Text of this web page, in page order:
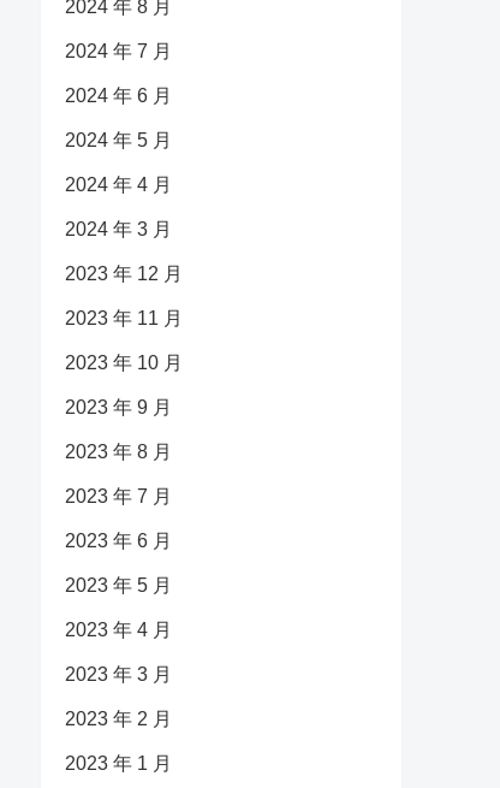
2024 年 8 月
2024 年 7 月
2024 年 6 月
2024 年 5 月
2024 年 4 月
2024 年 3 月
2023 年 12 月
2023 年 11 月
2023 年 10 月
2023 年 9 月
2023 年 8 月
2023 年 7 月
2023 年 6 月
2023 年 5 月
2023 年 4 月
2023 年 3 月
2023 年 2 月
2023 年 1 月